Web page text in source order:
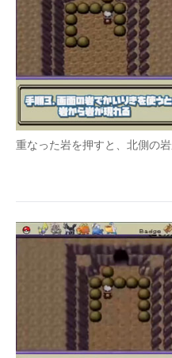
重なった岩を押すと、北側の